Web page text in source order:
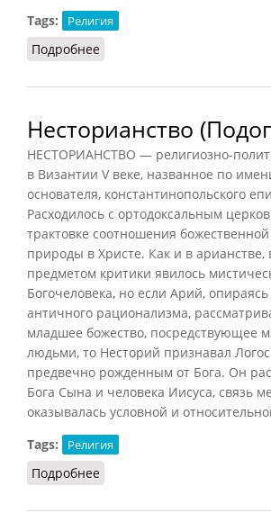
Tags: Религия
Подробнее
Несторианство
НЕСТОРИАНСТВО — религиозно-
в Византии V веке, названное по
основателя, константинопольского
Расходилось с ортодоксальным
трактовке соотношения
природы в Христе. Как и в арианстве,
предметом критики явилось
Богочеловека, но если Арий,
античного рационализма,
младшее божество, посредствующее
людьми, то Несторий признавал
предвечно рожденным от Бога. Он
Бога Сына и человека Иисуса, связь
оказывалась условной и
Tags:
Религия
Подробнее